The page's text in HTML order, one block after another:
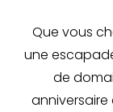
Que vous
une
de
anniversaire